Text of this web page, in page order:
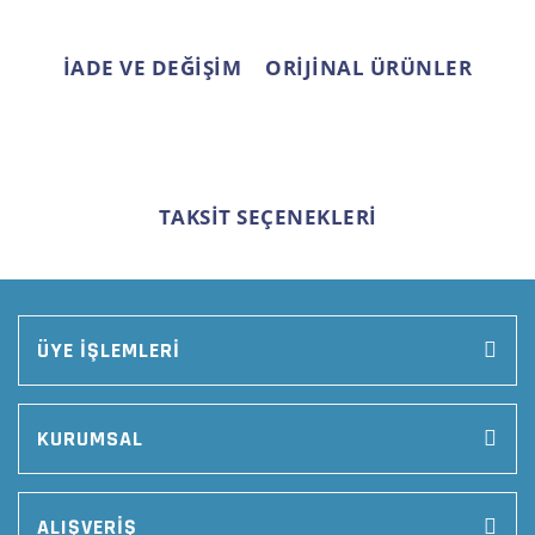
İADE VE DEĞİŞİM ORİJİNAL ÜRÜNLER
TAKSİT SEÇENEKLERİ
ÜYE İŞLEMLERİ
KURUMSAL
ALIŞVERİŞ